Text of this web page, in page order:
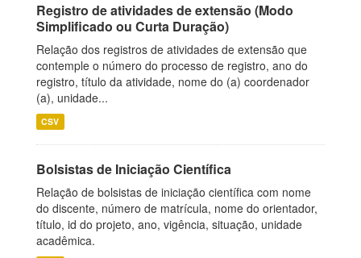
Registro de atividades de extensão (Modo
Simplificado ou Curta Duração)
Relação dos registros de atividades de extensão que
contemple o número do processo de registro, ano do
registro, título da atividade, nome do (a) coordenador
(a), unidade...
CSV
Bolsistas de Iniciação Científica
Relação de bolsistas de iniciação científica com nome
do discente, número de matrícula, nome do orientador,
título, id do projeto, ano, vigência, situação, unidade
acadêmica.